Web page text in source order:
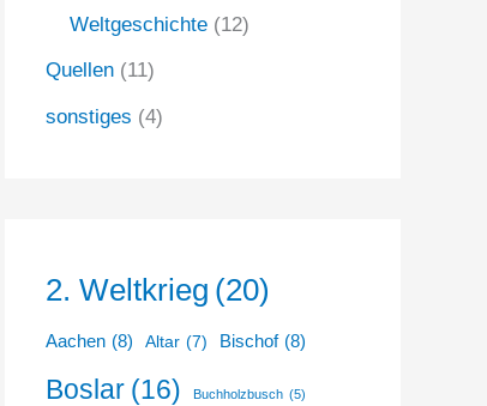
Weltgeschichte (12)
Quellen (11)
sonstiges (4)
2. Weltkrieg (20)
Aachen (8) Altar (7) Bischof (8)
Boslar (16) Buchholzbusch (5)